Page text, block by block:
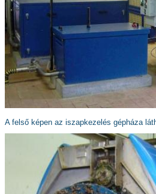
A felső képen az iszapkezelés gépháza